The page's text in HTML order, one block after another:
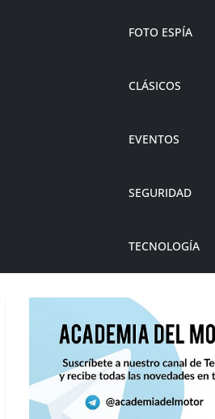
FOTO ESPÍA
CLÁSICOS
EVENTOS
SEGURIDAD
TECNOLOGÍA